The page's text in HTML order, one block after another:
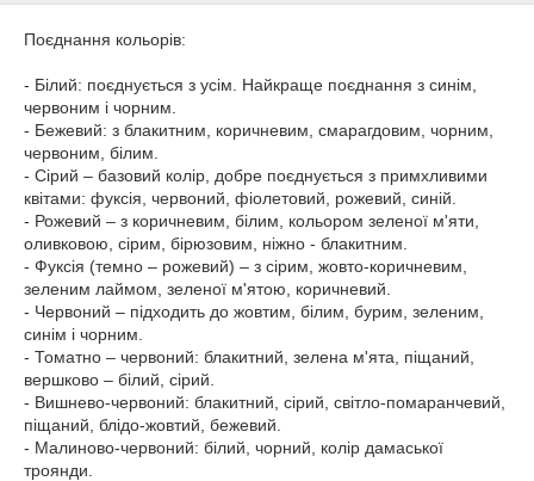
Поєднання кольорів:
- Білий: поєднується з усім. Найкраще поєднання з синім,
червоним і чорним.
- Бежевий: з блакитним, коричневим, смарагдовим, чорним,
червоним, білим.
- Сірий – базовий колір, добре поєднується з примхливими
квітами: фуксія, червоний, фіолетовий, рожевий, синій.
- Рожевий – з коричневим, білим, кольором зеленої м'яти,
оливковою, сірим, бірюзовим, ніжно - блакитним.
- Фуксія (темно – рожевий) – з сірим, жовто-коричневим,
зеленим лаймом, зеленої м'ятою, коричневий.
- Червоний – підходить до жовтим, білим, бурим, зеленим,
синім і чорним.
- Томатно – червоний: блакитний, зелена м'ята, піщаний,
вершково – білий, сірий.
- Вишнево-червоний: блакитний, сірий, світло-помаранчевий,
піщаний, блідо-жовтий, бежевий.
- Малиново-червоний: білий, чорний, колір дамаської
троянди.